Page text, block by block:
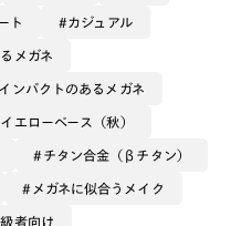
ト カジュアル
メガネ
インパクトのあるメガネ
イエローベース（秋）
チタン合金（βチタン）
メガネに似合うメイク
者向け